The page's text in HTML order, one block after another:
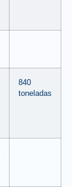
840
toneladas